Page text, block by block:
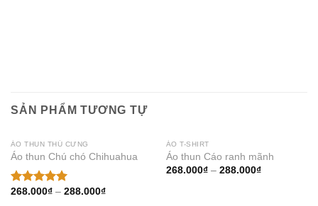
SẢN PHẨM TƯƠNG TỰ
ÁO THUN THÚ CƯNG
Áo thun Chú chó Chihuahua
Được xếp
268.000₫– 288.000₫
ÁO T-SHIRT
Áo thun Cáo ranh mãnh
268.000₫– 288.000₫